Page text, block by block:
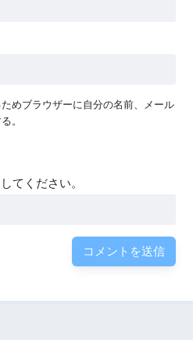
めブラウザーに自分の名前、メール
。
てください。